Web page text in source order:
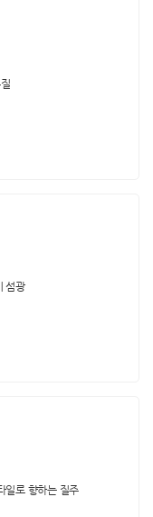
섬광
일로 향하는 질주